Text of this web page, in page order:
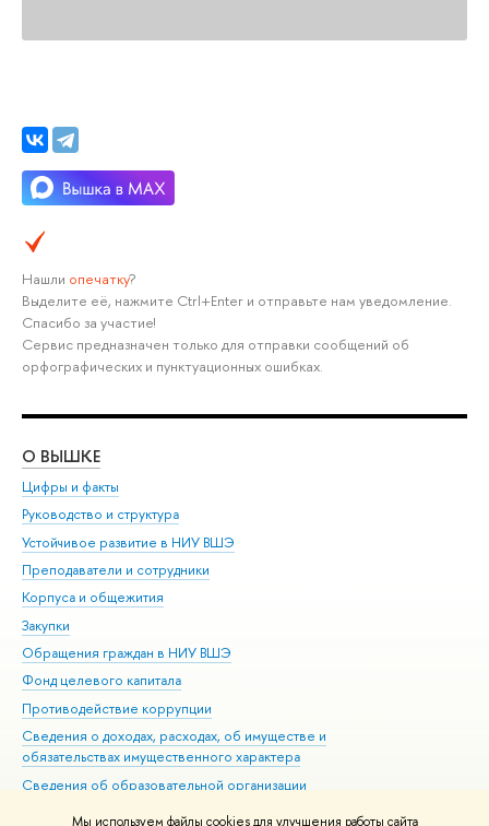
Мы используем файлы cookies для улучшения работы сайта
Нашли опечатку?
Выделите её, нажмите Ctrl+Enter и отправьте нам уведомление.
Спасибо за участие!
Сервис предназначен только для отправки сообщений об
орфографических и пунктуационных ошибках.
О ВЫШКЕ
Цифры и факты
Руководство и структура
Устойчивое развитие в НИУ ВШЭ
Преподаватели и сотрудники
Корпуса и общежития
Закупки
Обращения граждан в НИУ ВШЭ
Фонд целевого капитала
Противодействие коррупции
Сведения о доходах, расходах, об имуществе и
обязательствах имущественного характера
Сведения об образовательной организации
Людям с ограниченными возможностями здоровья